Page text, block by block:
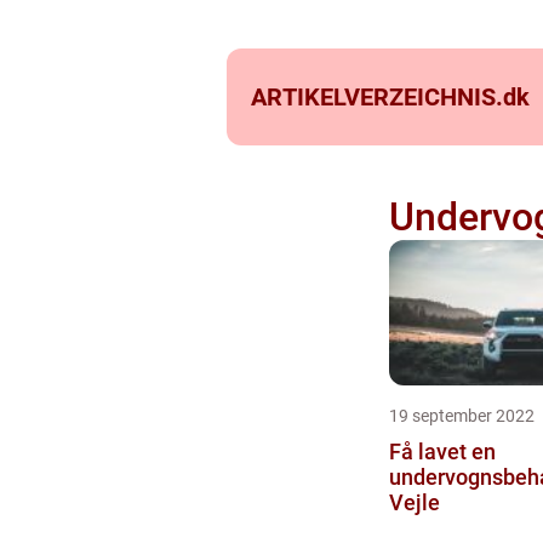
ARTIKELVERZEICHNIS.dk
19 september 2022
Få lavet en
Vejle